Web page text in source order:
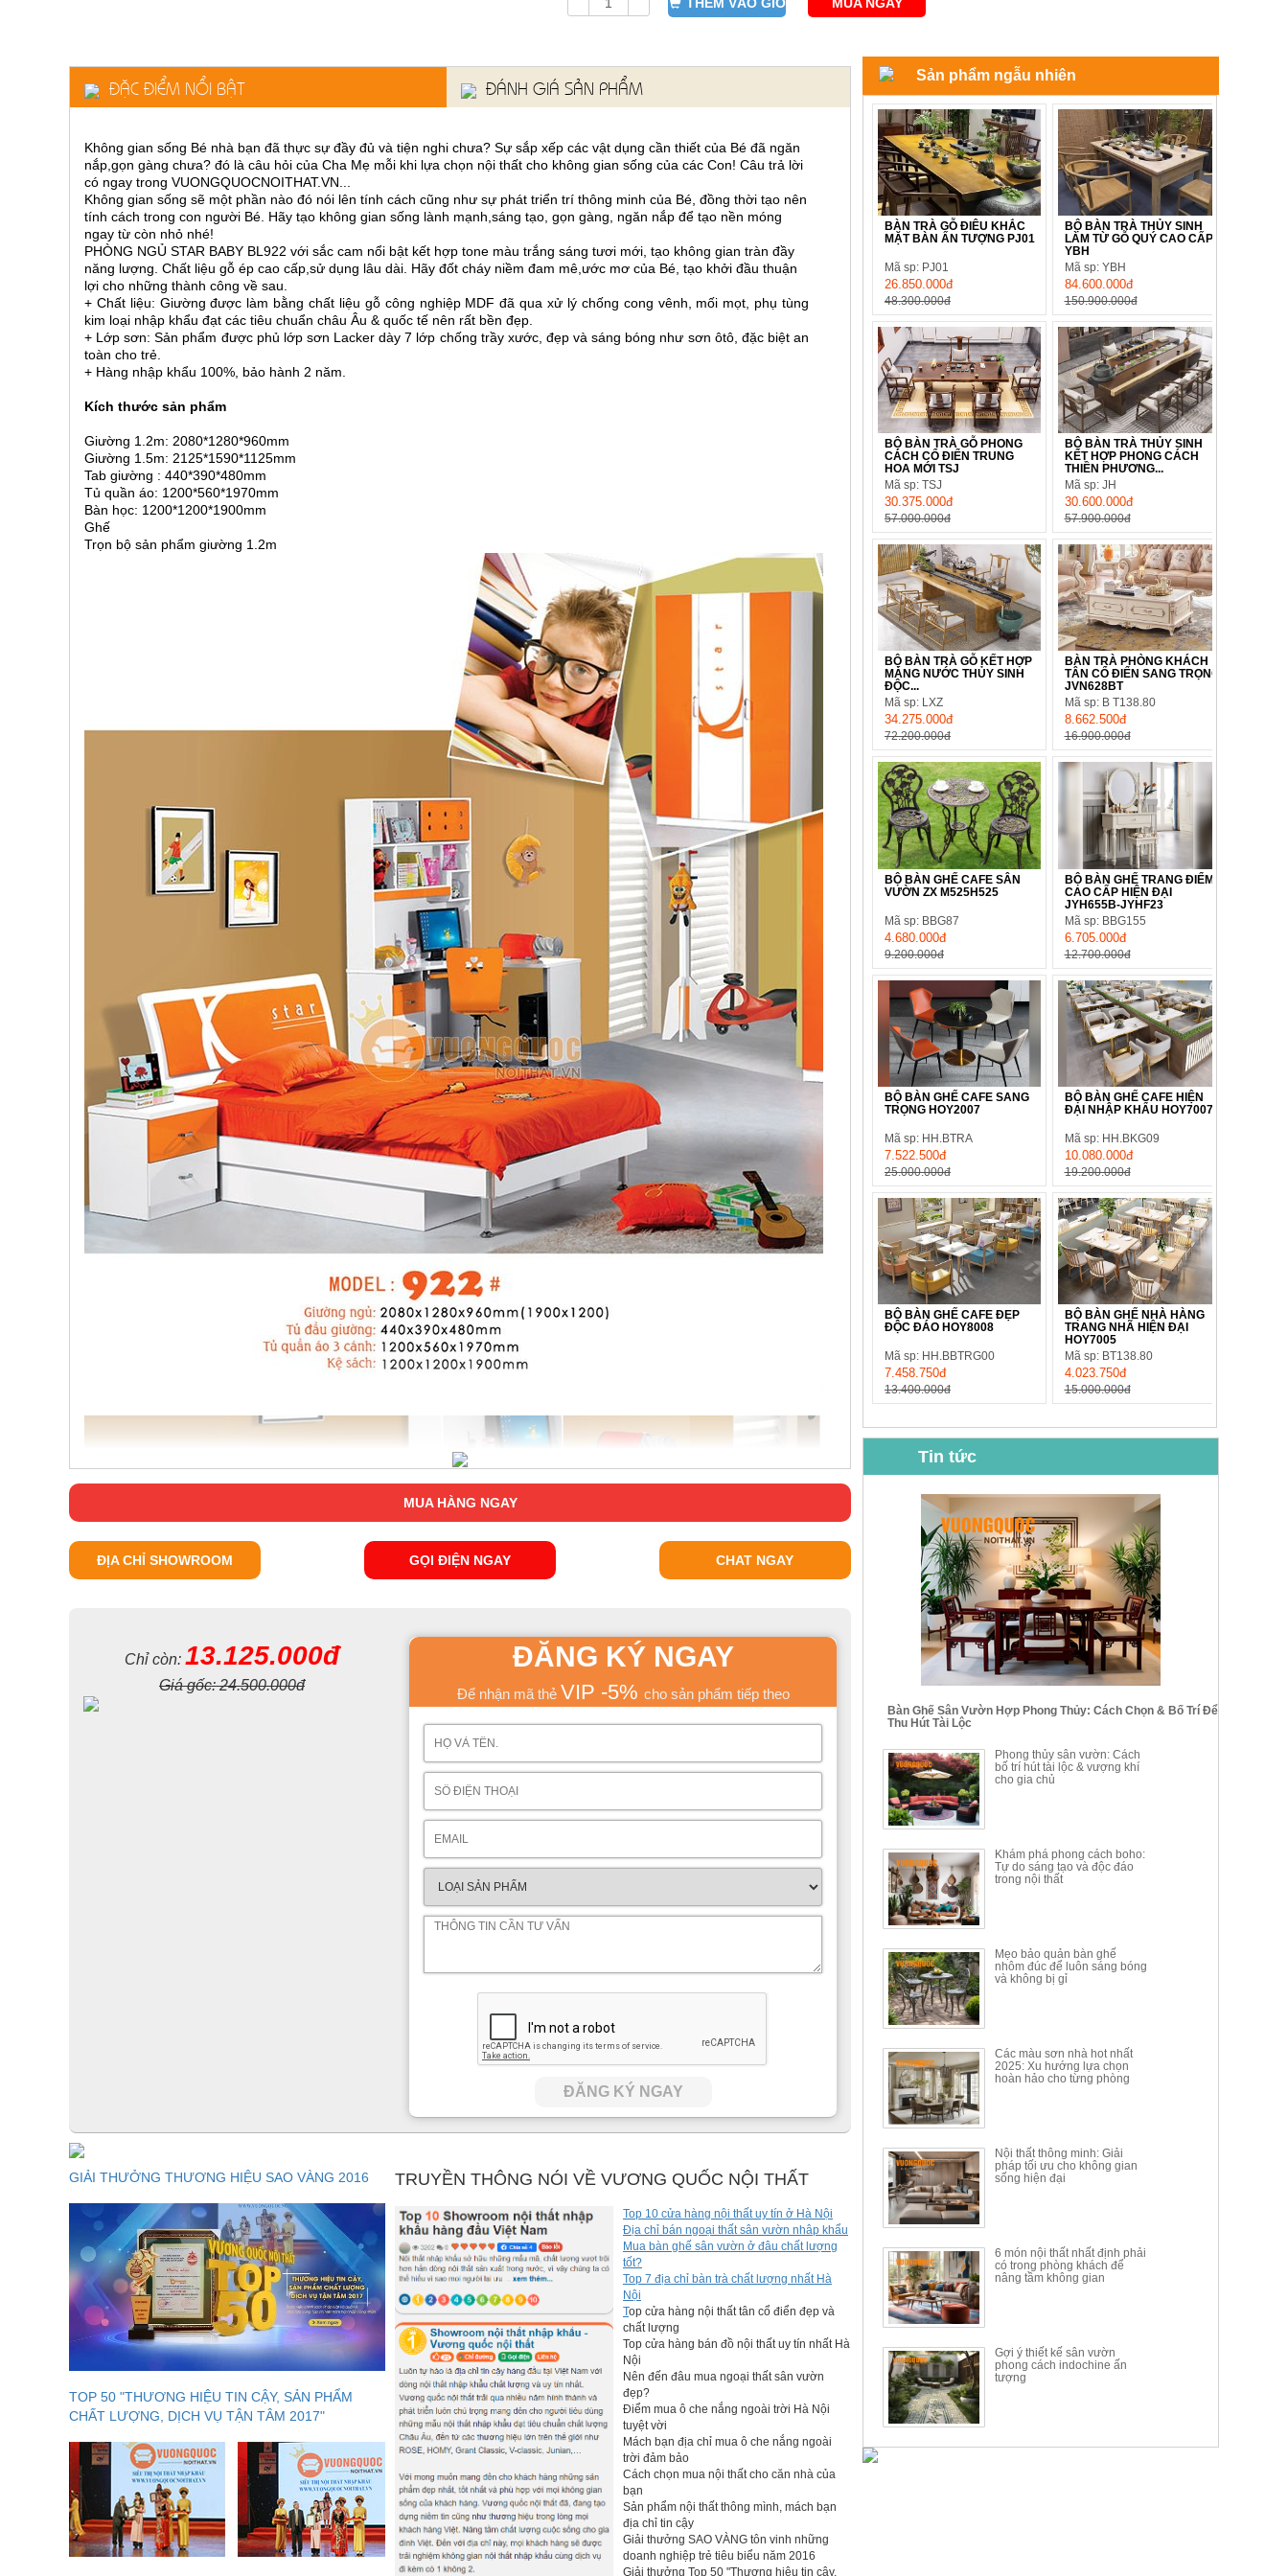
ĐẶC ĐIỂM NỔI BẬT ĐÁNH GIÁ SẢN PHẨM
Không gian sống Bé nhà bạn đã thực sự đầy đủ và tiện nghi chưa? Sự sắp xếp các vật dụng cần thiết của Bé đã ngăn
nắp,gọn gàng chưa? đó là câu hỏi của Cha Mẹ mỗi khi lựa chọn nội thất cho không gian sống của các Con! Câu trả lời
có ngay trong VUONGQUOCNOITHAT.VN...
Không gian sống sẽ một phần nào đó nói lên tính cách cũng như sự phát triển trí thông minh của Bé, đồng thời tạo nên
tính cách trong con người Bé. Hãy tạo không gian sống lành mạnh,sáng tạo, gọn gàng, ngăn nắp để tạo nền móng
ngay từ còn nhỏ nhé!
PHÒNG NGỦ STAR BABY BL922 với sắc cam nổi bật kết hợp tone màu trắng sáng tươi mới, tạo không gian tràn đầy
năng lượng. Chất liệu gỗ ép cao cấp,sử dụng lâu dài. Hãy đốt cháy niềm đam mê,ước mơ của Bé, tạo khởi đầu thuận
lợi cho những thành công về sau.
+ Chất liệu: Giường được làm bằng chất liệu gỗ công nghiệp MDF đã qua xử lý chống cong vênh, mối mọt, phụ tùng
kim loại nhập khẩu đạt các tiêu chuẩn châu Âu & quốc tế nên rất bền đẹp.
+ Lớp sơn: Sản phẩm được phủ lớp sơn Lacker dày 7 lớp chống trầy xước, đẹp và sáng bóng như sơn ôtô, đặc biệt an
toàn cho trẻ.
+ Hàng nhập khẩu 100%, bảo hành 2 năm.
Kích thước sản phẩm
Giường 1.2m: 2080*1280*960mm
Giường 1.5m: 2125*1590*1125mm
Tab giường : 440*390*480mm
Tủ quần áo: 1200*560*1970mm
Bàn học: 1200*1200*1900mm
Ghế
Trọn bộ sản phẩm giường 1.2m
MUA HÀNG NGAY
ĐỊA CHỈ SHOWROOM GỌI ĐIỆN NGAY CHAT NGAY
Chỉ còn: 13.125.000đ
Giá gốc:24.500.000đ
ĐĂNG KÝ NGAY
Để nhận mã thẻ VIP -5% cho sản phẩm tiếp theo
ĐĂNG KÝ NGAY
GIẢI THƯỞNG THƯƠNG HIỆU SAO VÀNG 2016
TOP 50 "THƯƠNG HIỆU TIN CẬY, SẢN PHẨM
CHẤT LƯỢNG, DỊCH VỤ TẬN TÂM 2017"
TRUYỀN THÔNG NÓI VỀ VƯƠNG QUỐC NỘI THẤT
Top 10 cửa hàng nội thất uy tín ở Hà Nội
Địa chỉ bán ngoại thất sân vườn nhâp khẩu
Mua bàn ghế sân vườn ở đâu chất lượng
tốt?
Top 7 địa chỉ bàn trà chất lượng nhất Hà
Nội
Top cửa hàng nội thất tân cổ điển đẹp và
chất lượng
Top cửa hàng bán đồ nội thất uy tín nhất Hà
Nội
Nên đến đâu mua ngoại thất sân vườn
đẹp?
Điểm mua ô che nắng ngoài trời Hà Nội
tuyệt vời
Mách bạn địa chỉ mua ô che nắng ngoài
trời đảm bảo
Cách chọn mua nội thất cho căn nhà của
bạn
Sản phẩm nội thất thông mình, mách bạn
địa chỉ tin cậy
Giải thưởng SAO VÀNG tôn vinh những
doanh nghiệp trẻ tiêu biểu năm 2016
Giải thưởng Top 50 "Thương hiệu tin cậy,
Sản phẩm ngẫu nhiên
BÀN TRÀ GỖ ĐIÊU KHẮC
MẶT BÀN ẤN TƯỢNG PJ01
Mã sp: PJ01
26.850.000đ
48.300.000đ
BỘ BÀN TRÀ THỦY SINH
LÀM TỪ GỖ QUÝ CAO CẤP
YBH
Mã sp: YBH
84.600.000đ
150.900.000đ
BỘ BÀN TRÀ GỖ PHONG
CÁCH CỔ ĐIỂN TRUNG
HOA MỚI TSJ
Mã sp: TSJ
30.375.000đ
57.000.000đ
BỘ BÀN TRÀ THỦY SINH
KẾT HỢP PHONG CÁCH
THIỀN PHƯƠNG...
Mã sp: JH
30.600.000đ
57.900.000đ
BỘ BÀN TRÀ GỖ KẾT HỢP
MÁNG NƯỚC THỦY SINH
ĐỘC...
Mã sp: LXZ
34.275.000đ
72.200.000đ
BÀN TRÀ PHÒNG KHÁCH
TÂN CỔ ĐIỂN SANG TRỌNG
JVN628BT
Mã sp: B T138.80
8.662.500đ
16.900.000đ
BỘ BÀN GHẾ CAFE SÂN
VƯỜN ZX M525H525
Mã sp: BBG87
4.680.000đ
9.200.000đ
BỘ BÀN GHẾ TRANG ĐIỂM
CAO CẤP HIỆN ĐẠI
JYH655B-JYHF23
Mã sp: BBG155
6.705.000đ
12.700.000đ
BỘ BÀN GHẾ CAFE SANG
TRỌNG HOY2007
Mã sp: HH.BTRA
7.522.500đ
25.000.000đ
BỘ BÀN GHẾ CAFE HIỆN
ĐẠI NHẬP KHẨU HOY7007
Mã sp: HH.BKG09
10.080.000đ
19.200.000đ
BỘ BÀN GHẾ CAFE ĐẸP
ĐỘC ĐÁO HOY8008
Mã sp: HH.BBTRG00
7.458.750đ
13.400.000đ
BỘ BÀN GHẾ NHÀ HÀNG
TRANG NHÃ HIỆN ĐẠI
HOY7005
Mã sp: BT138.80
4.023.750đ
15.000.000đ
BỘ BÀN GHẾ CAFE NHẬP
KHẨU CAO CẤP HOY7006
Mã sp: BT135
14.178.750đ
24.700.000đ
BỘ BÀN TRÀ GỖ TỰ NHIÊN
PHONG CÁCH TRUNG HOA
KIỂU MỚI...
Mã sp: BT138.80
20.250.000đ
39.150.000đ
BỘ BÀN TRÀ GỖ PHONG
CÁCH MỚI KẾT HỢP KHAY
NHÚNG TRÀ YDX
Mã sp: BT150.46
17.617.500đ
34.100.000đ
BỘ BÀN GHẾ CAFE KIỂU
DÁNG ĐƠN GIẢN HIỆN ĐẠI
HOY8010
BÀN GHẾ TRANG ĐIỂM
THÔNG MINH HIỆN ĐẠI
TÍCH HỢP SẠC...
Mã sp: HH.BTD08
6.510.000đ
BỘ BÀN ĂN ĐẢO MẶT ĐÁ
PHIẾN AK3699
Tin tức
Bàn Ghế Sân Vườn Hợp Phong Thủy: Cách Chọn & Bố Trí Để
Thu Hút Tài Lộc
Phong thủy sân vườn: Cách
bố trí hút tài lộc & vượng khí
cho gia chủ
Khám phá phong cách boho:
Tự do sáng tạo và độc đáo
trong nội thất
Mẹo bảo quản bàn ghế
nhôm đúc để luôn sáng bóng
và không bị gỉ
Các màu sơn nhà hot nhất
2025: Xu hướng lựa chọn
hoàn hảo cho từng phòng
Nội thất thông minh: Giải
pháp tối ưu cho không gian
sống hiện đại
6 món nội thất nhất định phải
có trong phòng khách để
nâng tầm không gian
Gợi ý thiết kế sân vườn
phong cách indochine ấn
tượng